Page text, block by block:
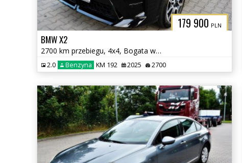
179 900 PLN
BMW X2
2700 km przebiegu, 4x4, Bogata wersja
2.0 Benzyna KM 192 2025 2700